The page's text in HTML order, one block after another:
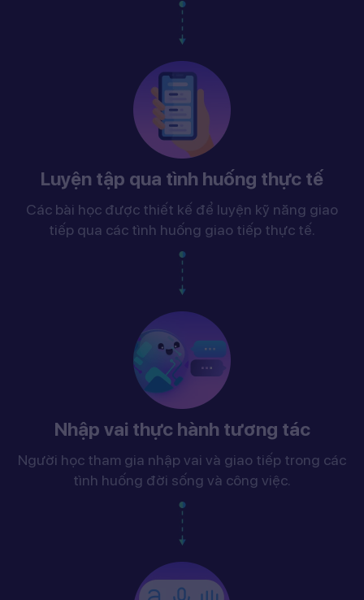
Luyện tập qua tình huống thực tế
Các bài học được thiết kế để luyện kỹ năng giao
tiếp qua các tình huống giao tiếp thực tế.
Nhập vai thực hành tương tác
Người học tham gia nhập vai và giao tiếp trong các
tình huống đời sống và công việc.